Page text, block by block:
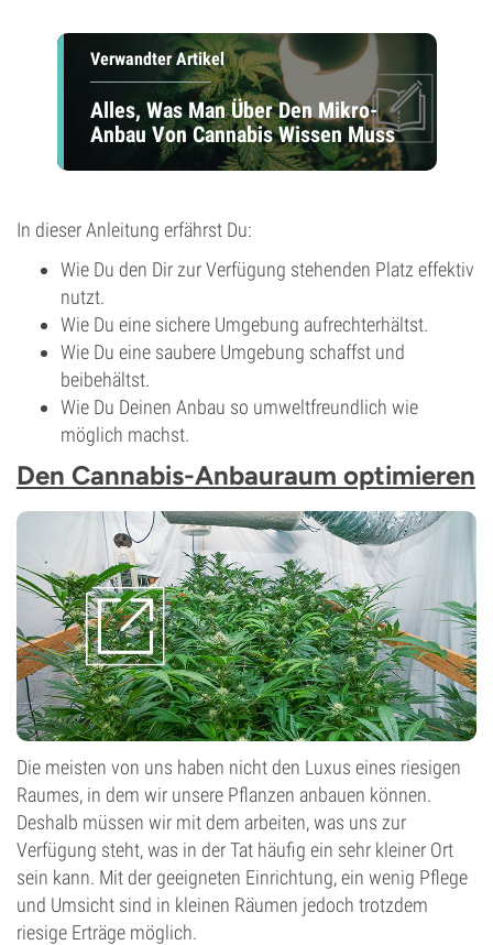
Verwandter Artikel
Alles, Was Man Über Den Mikro-
Anbau Von Cannabis Wissen Muss
In dieser Anleitung erfährst Du:
Wie Du den Dir zur Verfügung stehenden Platz effektiv
nutzt.
Wie Du eine sichere Umgebung aufrechterhältst.
Wie Du eine saubere Umgebung schaffst und
beibehältst.
Wie Du Deinen Anbau so umweltfreundlich wie
möglich machst.
Den Cannabis-Anbauraum optimieren
Die meisten von uns haben nicht den Luxus eines riesigen
Raumes, in dem wir unsere Pflanzen anbauen können.
Deshalb müssen wir mit dem arbeiten, was uns zur
Verfügung steht, was in der Tat häufig ein sehr kleiner Ort
sein kann. Mit der geeigneten Einrichtung, ein wenig Pflege
und Umsicht sind in kleinen Räumen jedoch trotzdem
riesige Erträge möglich.